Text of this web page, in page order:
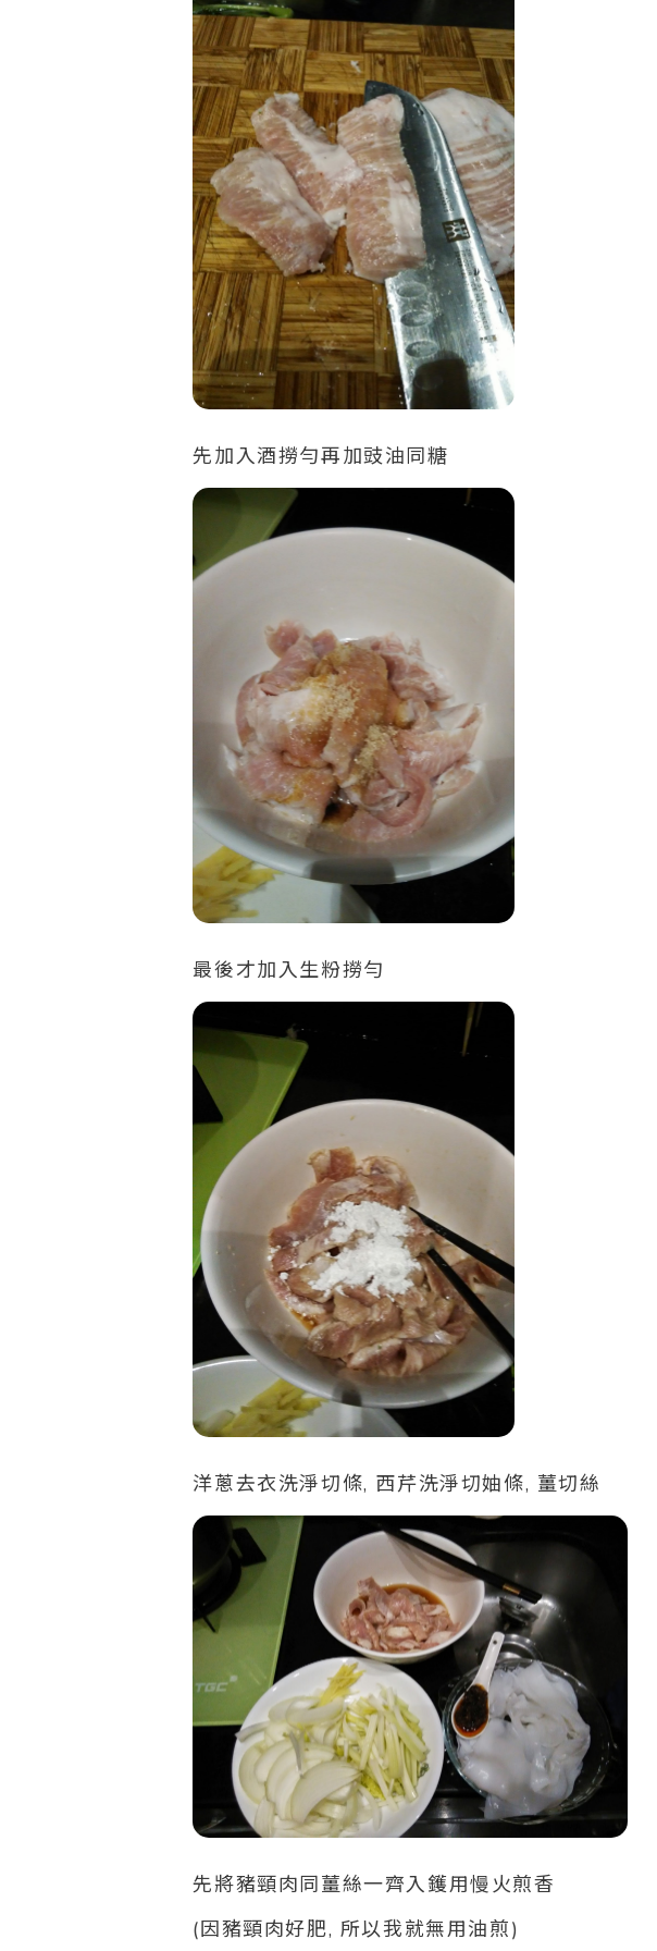
先加入酒撈勻再加豉油同糖
最後才加入生粉撈勻
洋蔥去衣洗淨切條, 西芹洗淨切妯條, 薑切絲
先將豬頸肉同薑絲一齊入鑊用慢火煎香
(因豬頸肉好肥, 所以我就無用油煎)